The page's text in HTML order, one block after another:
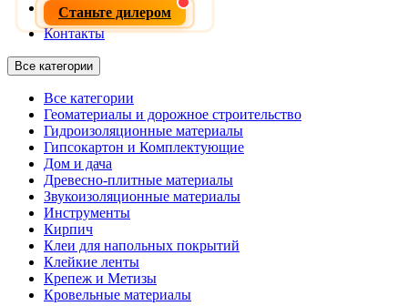
Станьте дилером
Контакты
Все категории
Все категории
Геоматериалы и дорожное строительство
Гидроизоляционные материалы
Гипсокартон и Комплектующие
Дом и дача
Древесно-плитные материалы
Звукоизоляционные материалы
Инструменты
Кирпич
Клеи для напольных покрытий
Клейкие ленты
Крепеж и Метизы
Кровельные материалы